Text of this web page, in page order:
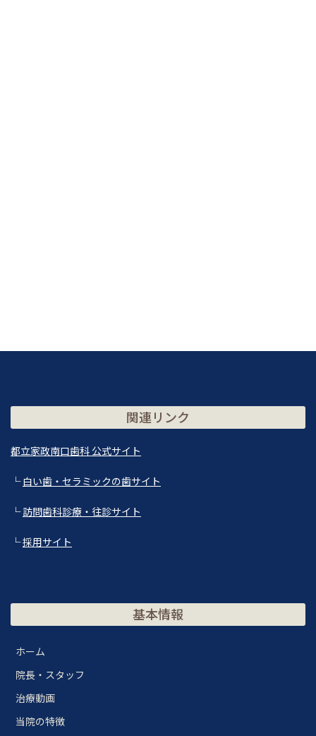
関連リンク
都立家政南口歯科 公式サイト
└白い歯・セラミックの歯サイト
└訪問歯科診療・往診サイト
└採用サイト
基本情報
ホーム
院長・スタッフ
治療動画
当院の特徴